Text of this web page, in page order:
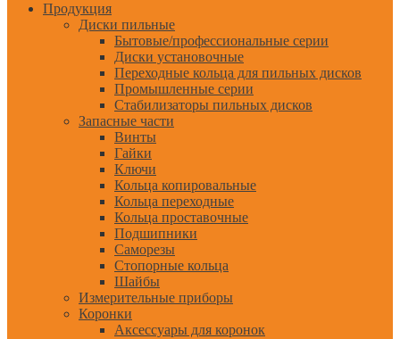
Продукция
Диски пильные
Бытовые/профессиональные серии
Диски установочные
Переходные кольца для пильных дисков
Промышленные серии
Стабилизаторы пильных дисков
Запасные части
Винты
Гайки
Ключи
Кольца копировальные
Кольца переходные
Кольца проставочные
Подшипники
Саморезы
Стопорные кольца
Шайбы
Измерительные приборы
Коронки
Аксессуары для коронок